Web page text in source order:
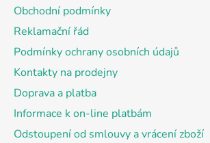
Obchodní podmínky
Reklamační řád
Podmínky ochrany osobních údajů
Kontakty na prodejny
Doprava a platba
Informace k on-line platbám
Odstoupení od smlouvy a vrácení zboží